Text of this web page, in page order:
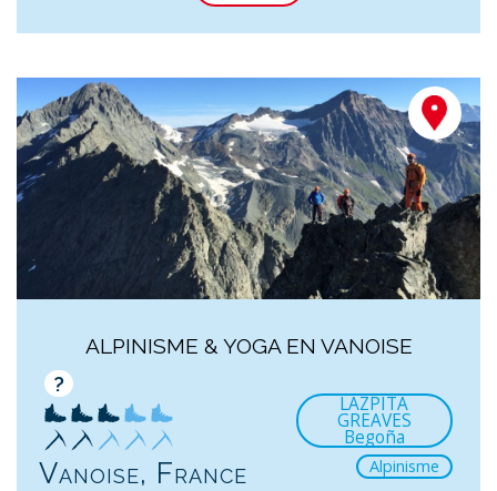
ALPINISME & YOGA EN VANOISE
?
Vanoise, France
LAZPITA
GREAVES
Begoña
Alpinisme